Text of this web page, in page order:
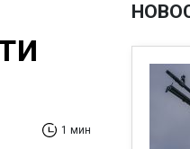
1 мин